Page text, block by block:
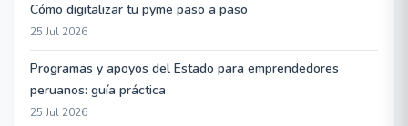
Cómo digitalizar tu pyme paso a paso
25 Jul 2026
Programas y apoyos del Estado para emprendedores
peruanos: guía práctica
25 Jul 2026